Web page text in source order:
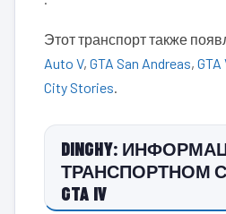
Этот транспорт также
Auto V, GTA San Andreas,
City Stories.
DINGHY:
ТРАНСПОРТНОМ
GTA IV